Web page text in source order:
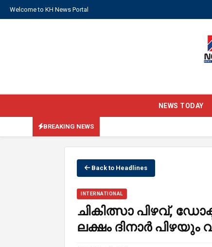
Welcome to KH News Portal
NEWS TODAY
BREAKING NEWS
Back to Headlines
INTERNATIONAL
ചികിത്സാ പിഴവ്,
ലക്ഷം ദിനാർ പിഴയും